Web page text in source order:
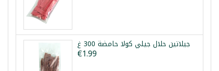
جيلاتين حلال جيلي كولا حامضة 300 غ
€1.99